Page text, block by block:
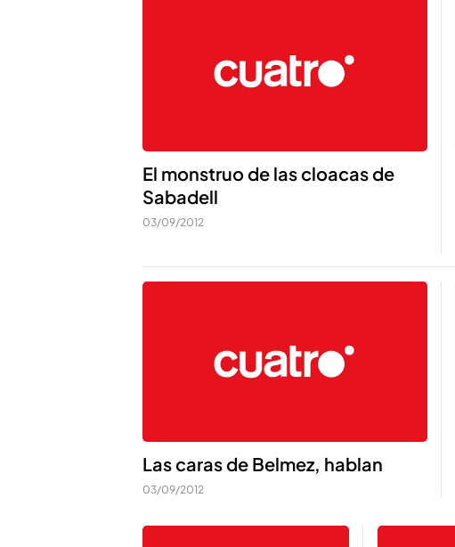
El monstruo de las cloacas de
Sabadell
03/09/2012
Las caras de Belmez, hablan
03/09/2012